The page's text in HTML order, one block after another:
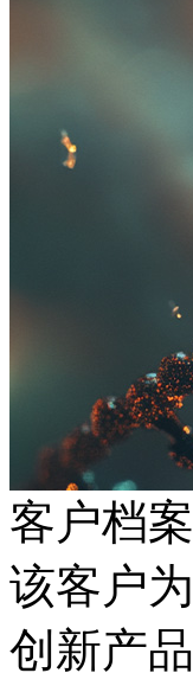
客户档案
该客户
创新产品